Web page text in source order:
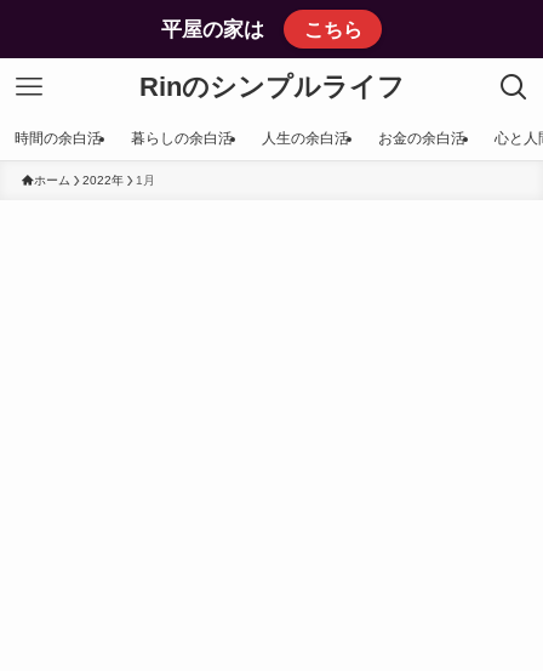
平屋の家は こちら
Rinのシンプルライフ
時間の余白活 暮らしの余白活 人生の余白活 お金の余白活 心と人
ホーム 2022年 1月